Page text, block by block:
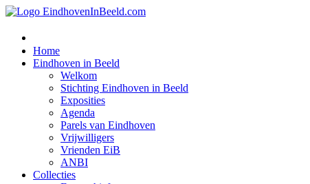
Home
Eindhoven in Beeld
Welkom
Stichting Eindhoven in Beeld
Exposities
Agenda
Parels van Eindhoven
Vrijwilligers
Vrienden EiB
ANBI
Collecties